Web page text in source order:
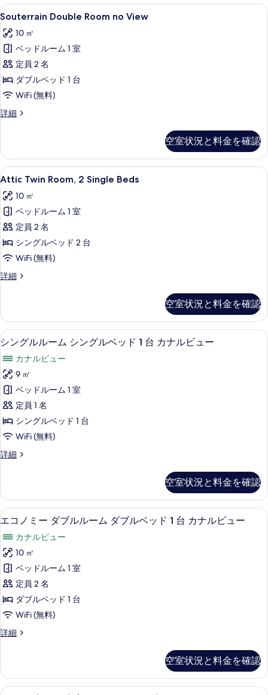
表
示
す
る
細
Souterrain
Double
Room
no
View
の
す
べ
写
真
を
表
示
す
る
Souterrain Double Room no View |
6
Souterrain Double Room no View
10 ㎡
ベッドルーム 1 室
定員 2 名
ダブルベッド 1 台
WiFi (無料)
詳細
Souterrain
View
の
詳
空室状況と料金を確認
Attic
Twin
Room,
2
Single
Beds
の
す
の
写
真
を
表
示
す
る
Attic Twin Room, 2 Single Beds | 部屋
5
Attic Twin Room, 2 Single Beds
10 ㎡
ベッドルーム 1 室
定員 2 名
シングルベッド 2 台
WiFi (無料)
詳細
Attic
Single
Beds
の
細
空室状況と料金を確認
シ
グ
ル
ル
ー
ム
ン
ル
ベ
ッ
ド
1
台
カ
ナ
ル
ビ
の
シングルルーム シングルベッド 1 台
5
シングルルーム シングルベッド 1 台 カナルビュー
カナルビュー
9 ㎡
ベッドルーム 1 室
定員 1 名
シングルベッド 1 台
WiFi (無料)
詳細
シ
ル
ー
ム
ン
グ
ル
ベ
ッ
ド
台
カ
ナ
ュ
ー
の
空室状況と料金を確認
エ
ノ
ミ
ー
ダ
ブ
ル
ム
ダ
エコノミー ダブルルーム ダブルベ
6
エコノミー ダブルルーム ダブルベッド 1 台 カナルビュー
カナルビュー
10 ㎡
ベッドルーム 1 室
定員 2 名
ダブルベッド 1 台
WiFi (無料)
詳細
エ
ー
ダ
空室状況と料金を確認
スタンダード ダブルルーム カナルビ